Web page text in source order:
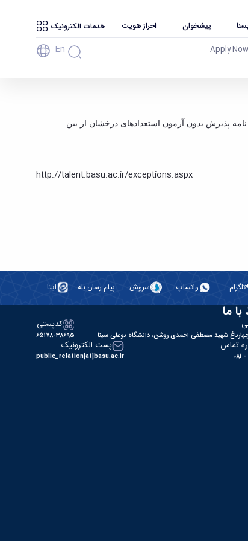
پیشخوان احراز هویت خدمات الکترونیک
En
پذیرش بدون آزمون استعدادهای درخشان از بین
http://talent.basu.ac.ir/exceptions.aspx
تلگرام واتساپ سروش پیام رسان بله ایتا
با ما
شهید مصطفی احمدی روشن، دانشگاه بوعلی سینا
کدپستی
۶۵۱۷۸-۳۸۶۹۵
تماس پست الکترونیک
public_relation[at]basu.ac.ir